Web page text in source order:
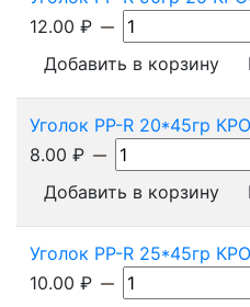
12.00 ₽
Добавить в корзину
Уголок PP-R 20*45гр
8.00 ₽
Добавить в корзину
Уголок PP-R 25*45гр
10.00 ₽